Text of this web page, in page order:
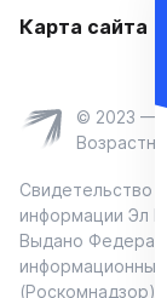
Карта сайта
© 2023 —
Свидетельство
информации Эл
Выдано
(Роскомнадзор)